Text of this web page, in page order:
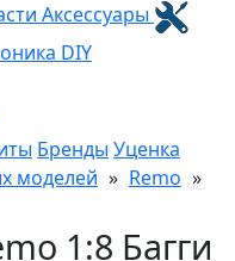
Аксессуары
DIY
Бренды Уценка
моделей » Remo »
1:8 Багги